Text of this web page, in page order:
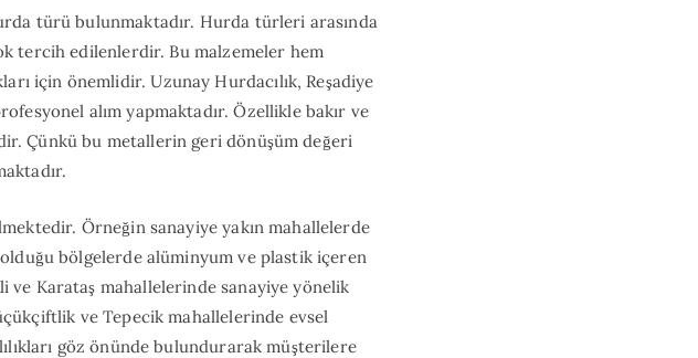
türü bulunmaktadır. Hurda türleri arasında
tercih edilenlerdir. Bu malzemeler hem
için önemlidir. Uzunay Hurdacılık, Reşadiye
alım yapmaktadır. Özellikle bakır ve
Çünkü bu metallerin geri dönüşüm değeri
Örneğin sanayiye yakın mahallelerde
bölgelerde alüminyum ve plastik içeren
ve Karataş mahallelerinde sanayiye yönelik
ve Tepecik mahallelerinde evsel
göz önünde bulundurarak müşterilere